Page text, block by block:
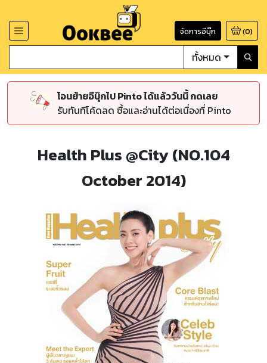
จัดการอีบุ๊ก (0)
ทั้งหมด
โอนย้ายอีบุ๊กไป Pinto ได้แล้ววันนี้ กดเลย
รับทันทีโค้ดลด ซื้อและอ่านได้ต่อเนื่องที่ Pinto
Health Plus @City (NO.104
October 2014)